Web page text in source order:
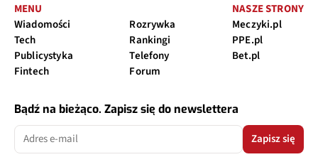
MENU
Wiadomości
Tech
Publicystyka
Fintech
Rozrywka
Rankingi
Telefony
Forum
NASZE STRONY
Meczyki.pl
PPE.pl
Bet.pl
Bądź na bieżąco. Zapisz się do newslettera
Zapisz się